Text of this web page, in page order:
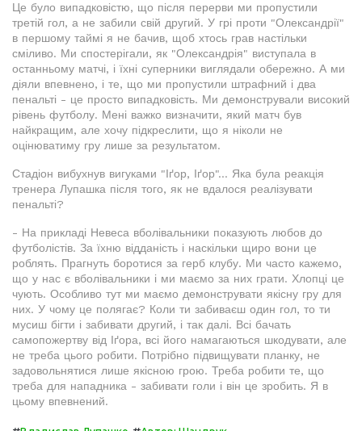
Це було випадковістю, що після перерви ми пропустили
третій гол, а не забили свій другий. У грі проти "Олександрії"
в першому таймі я не бачив, щоб хтось грав настільки
сміливо. Ми спостерігали, як "Олександрія" виступала в
останньому матчі, і їхні суперники виглядали обережно. А ми
діяли впевнено, і те, що ми пропустили штрафний і два
пенальті - це просто випадковість. Ми демонстрували високий
рівень футболу. Мені важко визначити, який матч був
найкращим, але хочу підкреслити, що я ніколи не
оцінюватиму гру лише за результатом.
Стадіон вибухнув вигуками "Іґор, Іґор"... Яка була реакція
тренера Лупашка після того, як не вдалося реалізувати
пенальті?
- На прикладі Невеса вболівальники показують любов до
футболістів. За їхню відданість і наскільки щиро вони це
роблять. Прагнуть боротися за герб клубу. Ми часто кажемо,
що у нас є вболівальники і ми маємо за них грати. Хлопці це
чують. Особливо тут ми маємо демонструвати якісну гру для
них. У чому це полягає? Коли ти забиваєш один гол, то ти
мусиш бігти і забивати другий, і так далі. Всі бачать
самопожертву від Іґора, всі його намагаються шкодувати, але
не треба цього робити. Потрібно підвищувати планку, не
задовольнятися лише якісною грою. Треба робити те, що
треба для нападника - забивати голи і він це зробить. Я в
цьому впевнений.